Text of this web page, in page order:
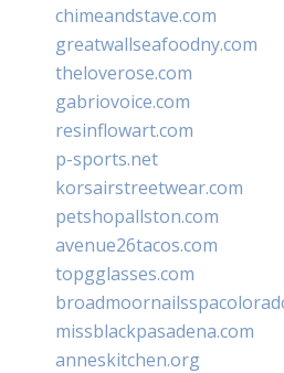
chimeandstave.com
greatwallseafoodny.com
theloverose.com
gabriovoice.com
resinflowart.com
p-sports.net
korsairstreetwear.com
petshopallston.com
avenue26tacos.com
topgglasses.com
missblackpasadena.com
anneskitchen.org